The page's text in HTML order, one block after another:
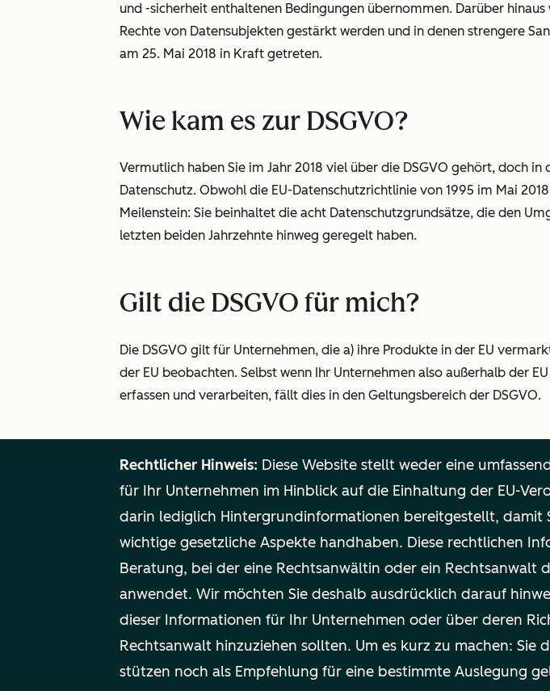
und -sicherheit enthaltenen Bedingungen übernommen. Darüber
Rechte von Datensubjekten gestärkt werden und in denen strengere
am 25. Mai 2018 in Kraft getreten.
Wie kam es zur DSGVO?
Vermutlich haben Sie im Jahr 2018 viel über die DSGVO gehört, doch
Datenschutz. Obwohl die EU-Datenschutzrichtlinie von 1995 im Mai
Meilenstein: Sie beinhaltet die acht Datenschutzgrundsätze, die den
letzten beiden Jahrzehnte hinweg geregelt haben.
Gilt die DSGVO für mich?
Die DSGVO gilt für Unternehmen, die a) ihre Produkte in der EU
der EU beobachten. Selbst wenn Ihr Unternehmen also außerhalb der
erfassen und verarbeiten, fällt dies in den Geltungsbereich der DSGVO.
Rechtlicher Hinweis: Diese Website stellt weder eine
für Ihr Unternehmen im Hinblick auf die Einhaltung der EU-
darin lediglich Hintergrundinformationen bereitgestellt, damit
wichtige gesetzliche Aspekte handhaben. Diese rechtlichen
Beratung, bei der eine Rechtsanwältin oder ein Rechtsanwalt
anwendet. Wir möchten Sie deshalb ausdrücklich darauf
dieser Informationen für Ihr Unternehmen oder über deren
Rechtsanwalt hinzuziehen sollten. Um es kurz zu machen:
stützen noch als Empfehlung für eine bestimmte Auslegung